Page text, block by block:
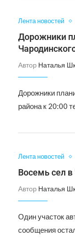
Лента новостей
Дорожники
Автор Наталья
Дорожники
района к 20:00
Лента новостей
Восемь сел в
Автор Наталья
Один участок
сообщения